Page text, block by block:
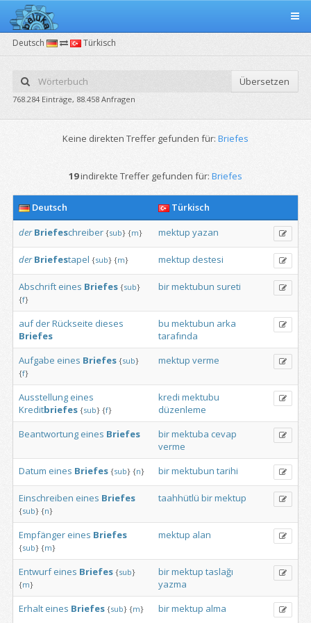
Deutsch Türkisch
Übersetzen
768.284 Einträge, 88.458 Anfragen
Keine direkten Treffer gefunden für: Briefes
19indirekte Treffer gefunden für: Briefes
Deutsch
Türkisch
der Briefeschreiber {sub} {m} mektup yazan
der Briefestapel {sub} {m} mektup destesi
Abschrift eines Briefes {sub}
{f}
birmektubun sureti
auf derRückseite dieses
Briefes
bu mektubun arka
tarafında
Aufgabe eines Briefes {sub}
{f}
mektup verme
Ausstellung eines
Kreditbriefes {sub} {f}
kredi mektubu
düzenleme
Beantwortung eines Briefes birmektuba cevap
verme
Datum eines Briefes {sub} {n} birmektubun tarihi
Einschreiben eines Briefes
{sub} {n}
taahhütlü birmektup
Empfänger eines Briefes
{sub} {m}
mektup alan
Entwurf eines Briefes {sub}
{m}
birmektup taslağı
yazma
Erhalt eines Briefes {sub} {m} birmektup alma